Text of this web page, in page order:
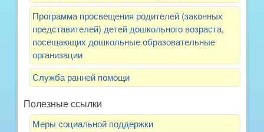
Программа просвещения родителей (законных
представителей) детей дошкольного возраста,
посещающих дошкольные образовательные
организации
Служба ранней помощи
Полезные ссылки
Меры социальной поддержки